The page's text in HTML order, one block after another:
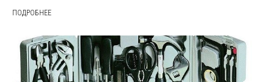
ПОДРОБНЕЕ